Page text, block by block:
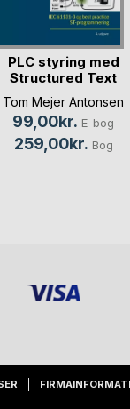
PLC styring med
Structured Text
(S(...)
Tom Mejer Antonsen
99,00kr. E-bog
259,00kr. Bog